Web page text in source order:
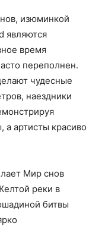
изюминкой
являются
время
переполнен.
чудесные
наездники
а артисты красиво
Мир снов
реки в
битвы